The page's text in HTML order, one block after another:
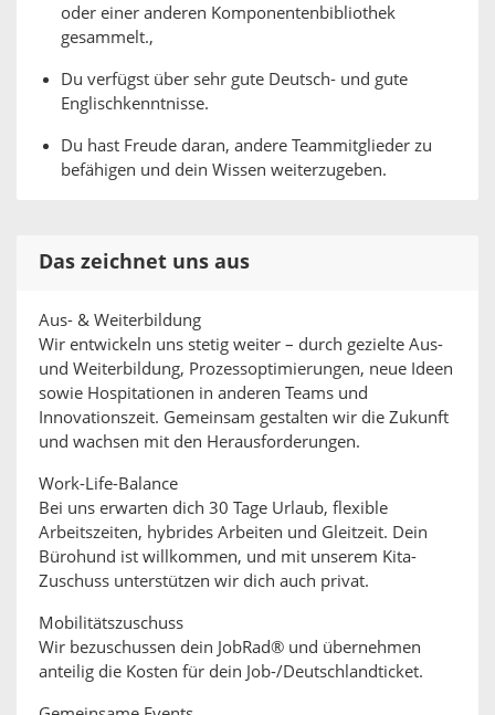
oder einer anderen Komponentenbibliothek
gesammelt.,
Du verfügst über sehr gute Deutsch- und gute
Englischkenntnisse.
Du hast Freude daran, andere Teammitglieder zu
befähigen und dein Wissen weiterzugeben.
Das zeichnet uns aus
Aus- & Weiterbildung
Wir entwickeln uns stetig weiter – durch gezielte Aus-
und Weiterbildung, Prozessoptimierungen, neue Ideen
sowie Hospitationen in anderen Teams und
Innovationszeit. Gemeinsam gestalten wir die Zukunft
und wachsen mit den Herausforderungen.
Work-Life-Balance
Bei uns erwarten dich 30 Tage Urlaub, flexible
Arbeitszeiten, hybrides Arbeiten und Gleitzeit. Dein
Bürohund ist willkommen, und mit unserem Kita-
Zuschuss unterstützen wir dich auch privat.
Mobilitätszuschuss
Wir bezuschussen dein JobRad® und übernehmen
anteilig die Kosten für dein Job-/Deutschlandticket.